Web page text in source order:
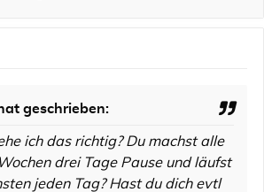
geschrieben:
ich das richtig? Du machst alle
drei Tage Pause und läufst
jeden Tag? Hast du dich evtl